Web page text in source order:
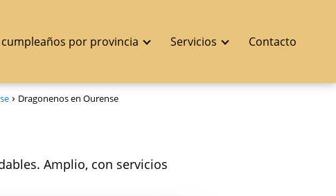
por provincia Servicios Contacto
Dragonenos en Ourense
Amplio, con servicios